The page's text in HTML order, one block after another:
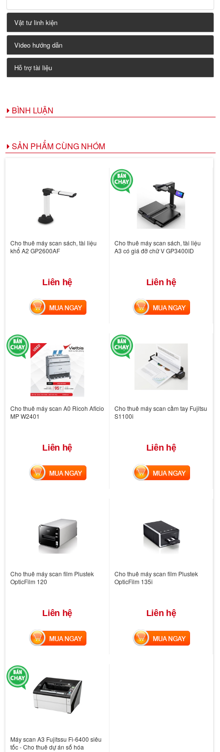
Vật tư linh kiện
Video hướng dẫn
Hỗ trợ tài liệu
BÌNH LUẬN
SẢN PHẨM CÙNG NHÓM
Cho thuê máy scan sách, tài liệu
khổ A2 GP2600AF
Liên hệ
MUA NGAY
Cho thuê máy scan sách, tài liệu
A3 có giá đỡ chữ V GP3400ID
Liên hệ
MUA NGAY
Cho thuê máy scan A0 Ricoh Aficio
MP W2401
Liên hệ
MUA NGAY
Cho thuê máy scan cầm tay Fujitsu
S1100i
Liên hệ
MUA NGAY
Cho thuê máy scan film Plustek
OpticFilm 120
Liên hệ
MUA NGAY
Cho thuê máy scan film Plustek
OpticFilm 135i
Liên hệ
MUA NGAY
Máy scan A3 Fujitssu Fi-6400 siêu
tốc - Cho thuê dự án số hóa